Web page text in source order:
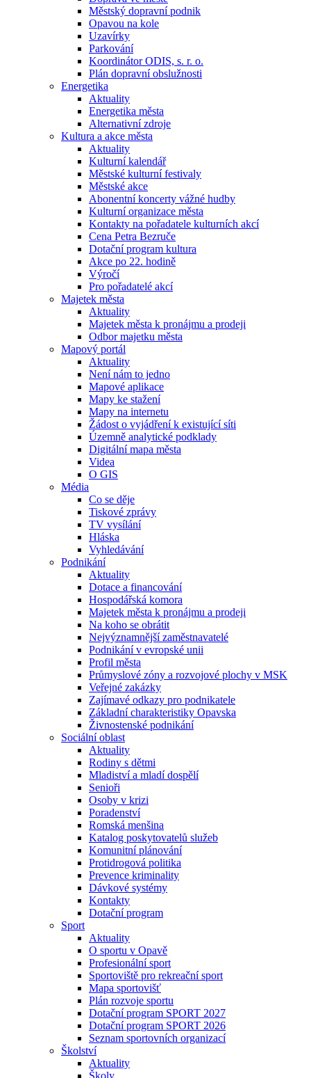
Městský dopravní podnik
Opavou na kole
Uzavírky
Parkování
Koordinátor ODIS, s. r. o.
Plán dopravní obslužnosti
Energetika
Aktuality
Energetika města
Alternativní zdroje
Kultura a akce města
Aktuality
Kulturní kalendář
Městské kulturní festivaly
Městské akce
Abonentní koncerty vážné hudby
Kulturní organizace města
Kontakty na pořadatele kulturních akcí
Cena Petra Bezruče
Dotační program kultura
Akce po 22. hodině
Výročí
Pro pořadatelé akcí
Majetek města
Aktuality
Majetek města k pronájmu a prodeji
Odbor majetku města
Mapový portál
Aktuality
Není nám to jedno
Mapové aplikace
Mapy ke stažení
Mapy na internetu
Žádost o vyjádření k existující síti
Územně analytické podklady
Digitální mapa města
Videa
O GIS
Média
Co se děje
Tiskové zprávy
TV vysílání
Hláska
Vyhledávání
Podnikání
Aktuality
Dotace a financování
Hospodářská komora
Majetek města k pronájmu a prodeji
Na koho se obrátit
Nejvýznamnější zaměstnavatelé
Podnikání v evropské unii
Profil města
Průmyslové zóny a rozvojové plochy v MSK
Veřejné zakázky
Zajímavé odkazy pro podnikatele
Základní charakteristiky Opavska
Živnostenské podnikání
Sociální oblast
Aktuality
Rodiny s dětmi
Mladiství a mladí dospělí
Senioři
Osoby v krizi
Poradenství
Romská menšina
Katalog poskytovatelů služeb
Komunitní plánování
Protidrogová politika
Prevence kriminality
Dávkové systémy
Kontakty
Dotační program
Sport
Aktuality
O sportu v Opavě
Profesionální sport
Sportoviště pro rekreační sport
Mapa sportovišť
Plán rozvoje sportu
Dotační program SPORT 2027
Dotační program SPORT 2026
Seznam sportovních organizací
Školství
Aktuality